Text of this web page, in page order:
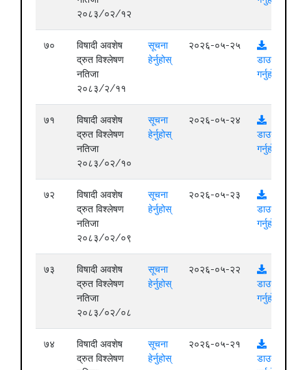
२०८३/०२/१२
७०
विषादी अवशेष
द्रुत विश्लेषण
नतिजा
२०८३/२/११
सूचना
हेर्नुहोस्
२०२६-०५-२५
डाउनलोड
गर्नुहोस्
७१
विषादी अवशेष
द्रुत विश्लेषण
नतिजा
२०८३/०२/१०
सूचना
हेर्नुहोस्
२०२६-०५-२४
डाउनलोड
गर्नुहोस्
७२
विषादी अवशेष
द्रुत विश्लेषण
नतिजा
२०८३/०२/०९
सूचना
हेर्नुहोस्
२०२६-०५-२३
डाउनलोड
गर्नुहोस्
७३
विषादी अवशेष
द्रुत विश्लेषण
नतिजा
२०८३/०२/०८
सूचना
हेर्नुहोस्
२०२६-०५-२२
डाउनलोड
गर्नुहोस्
७४
विषादी अवशेष
द्रुत विश्लेषण
सूचना
हेर्नुहोस्
२०२६-०५-२१
डाउनलोड